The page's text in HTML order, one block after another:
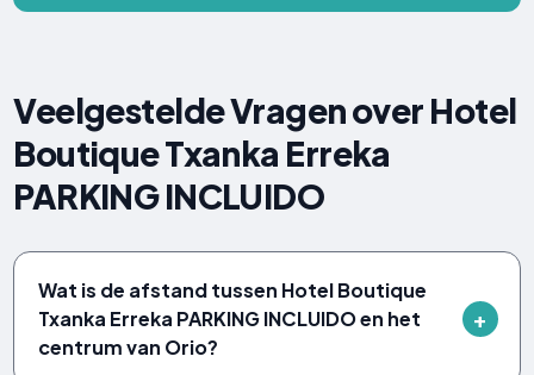
Veelgestelde Vragen over Hotel
Boutique Txanka Erreka
PARKING INCLUIDO
Wat is de afstand tussen Hotel Boutique
Txanka Erreka PARKING INCLUIDO en het
centrum van Orio?